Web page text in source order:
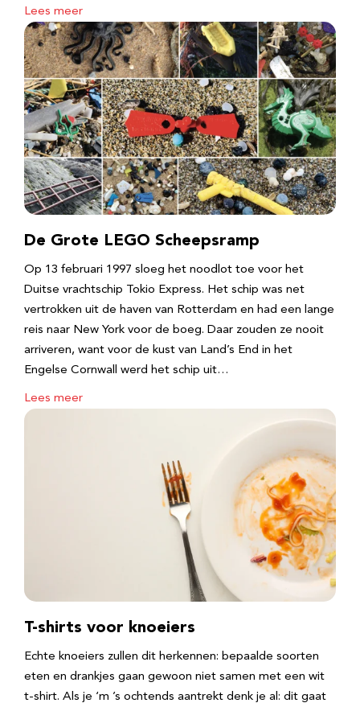
Lees meer
De Grote LEGO Scheepsramp
Op 13 februari 1997 sloeg het noodlot toe voor het
Duitse vrachtschip Tokio Express. Het schip was net
vertrokken uit de haven van Rotterdam en had een lange
reis naar New York voor de boeg. Daar zouden ze nooit
arriveren, want voor de kust van Land’s End in het
Engelse Cornwall werd het schip uit…
Lees meer
T-shirts voor knoeiers
Echte knoeiers zullen dit herkennen: bepaalde soorten
eten en drankjes gaan gewoon niet samen met een wit
t-shirt. Als je ‘m ’s ochtends aantrekt denk je al: dit gaat